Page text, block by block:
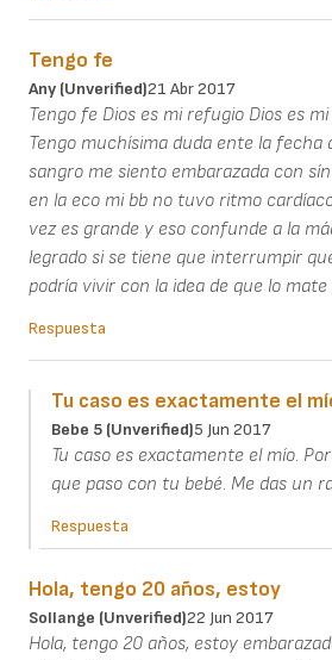
Tengo fe
Any (unverified)21 Abr 2017
Tengo fe Dios es mi refugio Dios es
Tengo muchísima duda ente la fecha
sangro me siento embarazada con
en la eco mi bb no tuvo ritmo
vez es grande y eso confunde a la
legrado si se tiene que interrumpir
podría vivir con la idea de que lo mate
Respuesta
Tu caso es exactamente el
Bebe 5 (unverified)5 Jun 2017
Tu caso es exactamente el mío.
que paso con tu bebé. Me das un
Respuesta
Hola, tengo 20 años, estoy
Sollange (unverified)22 Jun 2017
Hola, tengo 20 años, estoy